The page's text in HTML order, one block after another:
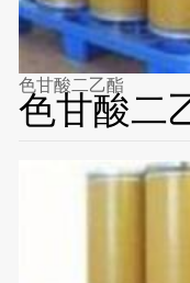
色甘酸二乙酯
色甘酸二